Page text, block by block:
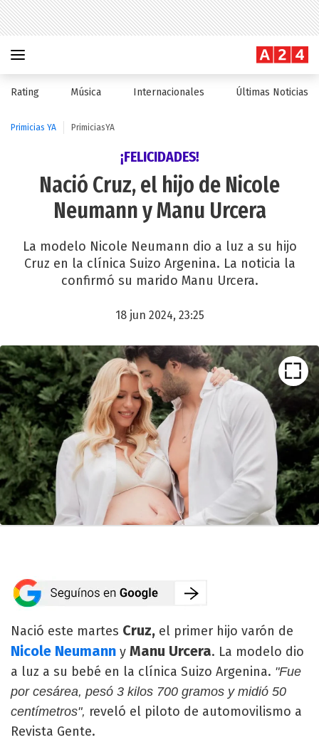
Rating Música Internacionales Últimas Noticias
Primicias YA PrimiciasYA
¡FELICIDADES!
Nació Cruz, el hijo de Nicole
Neumann y Manu Urcera
La modelo Nicole Neumann dio a luz a su hijo
Cruz en la clínica Suizo Argenina. La noticia la
confirmó su marido Manu Urcera.
18 jun 2024, 23:25
Nació este martes Cruz, el primer hijo varón de
Nicole Neumann y Manu Urcera. La modelo dio
a luz a su bebé en la clínica Suizo Argenina. "Fue
por cesárea, pesó 3 kilos 700 gramos y midió 50
centímetros", reveló el piloto de automovilismo a
Revista Gente.